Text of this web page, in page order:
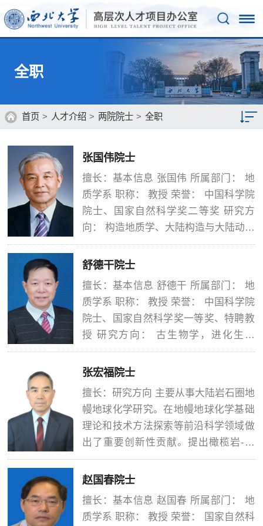
全职
首页 > 人才介绍 > 两院院士 > 全职
两院院士
教育部人才计划
人社部人才计划
人才风采
张国伟院士
擅长：基本信息 张国伟 所属部门： 地
质学系 职称： 教授 荣誉： 中国科学院
院士、国家自然科学奖二等奖 研究方
向： 构造地质学、大陆构造与大陆动力
学、前寒武纪地质学 联系电话： 电子
邮件： &nbsp;&nbsp;&nbsp; 张国伟，
1961年毕业于西北大学地质学系并留校
任教。现任中国科学院院士，西北大学
造山带地质研究所所长，...
舒德干院士
擅长：基本信息 舒德干 所属部门： 地
质学系 职称： 教授 荣誉： 中国科学院
院士、国家自然科学奖一等奖、特聘教
授 研究方向： 古生物学，进化生物
学，寒武纪大爆发 联系电话： 电子邮
件：
舒德干，教授，男， 湖北省鄂州市人，
1946年生于湖南湘潭。西北大学早期生
命研究所所长，德国洪堡博士后...
张宏福院士
擅长：研究方向 主要从事大陆岩石圈地
幔地球化学研究。在地幔地球化学基础
理论和技术方法探索等前沿科学领域做
出了重要创新性贡献。提出橄榄岩-熔
体相互作用不仅造成岩石圈地幔组成和
属性发生了根本性转变，而且最终导致
具有全球普适性。开拓了非传统稳定同
赵国春院士
擅长：基本信息 赵国春 所属部门： 地
质学系 职称： 教授 荣誉： 国家自然科